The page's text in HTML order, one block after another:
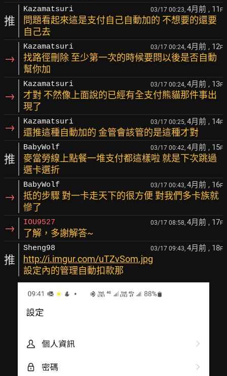
推
Kazamatsuri 03/17 00:23, 4月前 , 11 F
問題看起來這是支付自己自動加的 不想要的還要
自己去
→
Kazamatsuri 03/17 00:24, 4月前 , 12F
找路徑刪除 至少第一次的時候要問以後是否自動
幫你加
→
Kazamatsuri 03/17 00:24, 4月前 , 13F
才對 不然像上面說的已經有全支付熊貓那件事出
現了
→ Kazamatsuri 03/17 00:25, 4月前 , 14F
還推這種自動加的 金管會該管的是這種才對
推
BabyWolf 03/17 00:42, 4月前 , 15F
麥當勞線上點餐一堆支付都這樣啦 就是下次跳過
選卡選折
→
BabyWolf 03/17 00:43, 4月前 , 16F
抵的步驟 對一卡走天下的很方便 對我們多卡族就
慘了
→ IOU9527 03/17 08:58, 4月前 , 17F
了解，多謝解答~
推
Sheng98 03/17 09:43, 4月前 , 18F
http://i.imgur.com/uTZvSom.jpg
設定內的管理自動扣款那